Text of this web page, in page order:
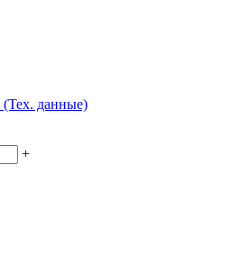
(Тех. данные)
+